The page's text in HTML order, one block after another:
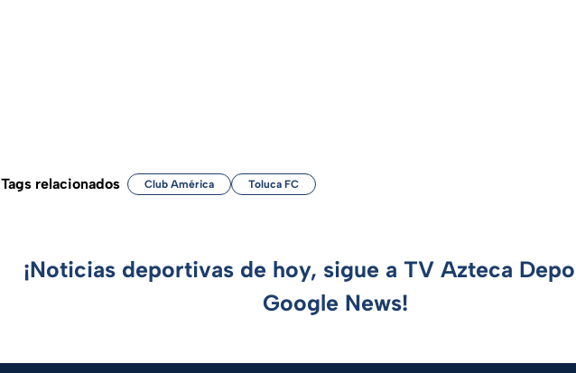
Tags relacionados Club América Toluca FC
¡Noticias deportivas de hoy, sigue a TV Azteca
Google News!